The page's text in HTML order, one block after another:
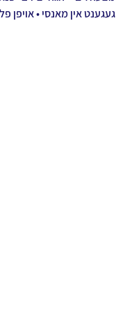
געגענט אין מאנסי • אויפן